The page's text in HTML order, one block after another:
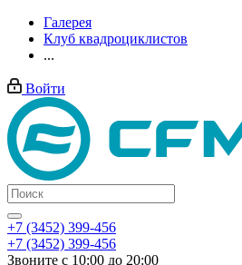
Галерея
Клуб квадроциклистов
...
Войти
+7 (3452) 399-456
+7 (3452) 399-456
Звоните с 10:00 до 20:00